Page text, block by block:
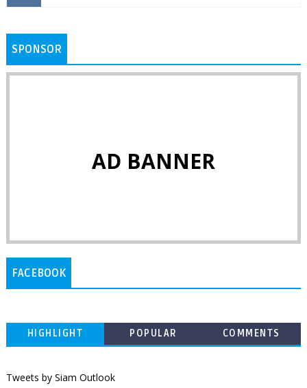
SPONSOR
AD BANNER
FACEBOOK
HIGHLIGHT POPULAR COMMENTS
Tweets by Siam Outlook